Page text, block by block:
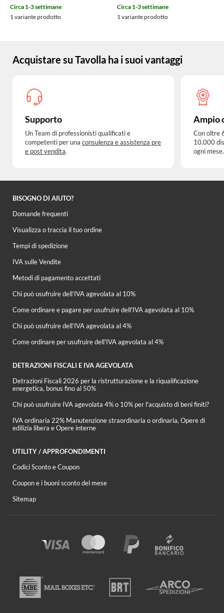
Circa 1-3 settimane
1 variante prodotto
Circa 1-3 settimane
1 variante prodotto
Acquistare su Tavolla ha i suoi vantaggi
Supporto
Un Team di professionisti qualificati e
competenti per una consulenza e assistenza pre
e post vendita.
Ampio
Con oltre
10.000
ogni mese.
BISOGNO DI AIUTO?
Domande frequenti
Visualizza o traccia il tuo ordine
Tempi di spedizione
IVA sulle Vendite
Metodi di pagamento accettati
Chi può usufruire dell’IVA agevolata al 10%
Come ordinare e pagare per usufruire dell'IVA agevolata al 10%
Chi può usufruire dell’IVA agevolata al 4%
Come ordinare per usufruire dell'IVA agevolata al 4%
DETRAZIONI FISCALI E IVA AGEVOLATA
Detrazioni Fiscali 2026 per la ristrutturazione e la riqualificazione
energetica, bonus fino al 50%
Chi può usufruire IVA agevolata 4% o 10% per l'acquisto di beni finiti?
IVA ordinaria 22% Manutenzione straordinaria o ordinaria, Opere di
edilizia libera e Opere interne
UTILITY / APPROFONDIMENTI
Codici Sconto e Coupon
Coupon e i buoni sconto del mese
Sitemap